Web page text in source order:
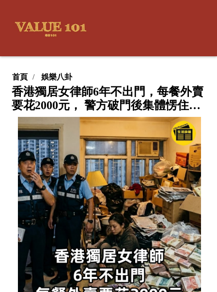
首頁 娛樂八卦
香港獨居女律師6年不出門，每餐外賣
要花2000元， 警方破門後集體愣住…